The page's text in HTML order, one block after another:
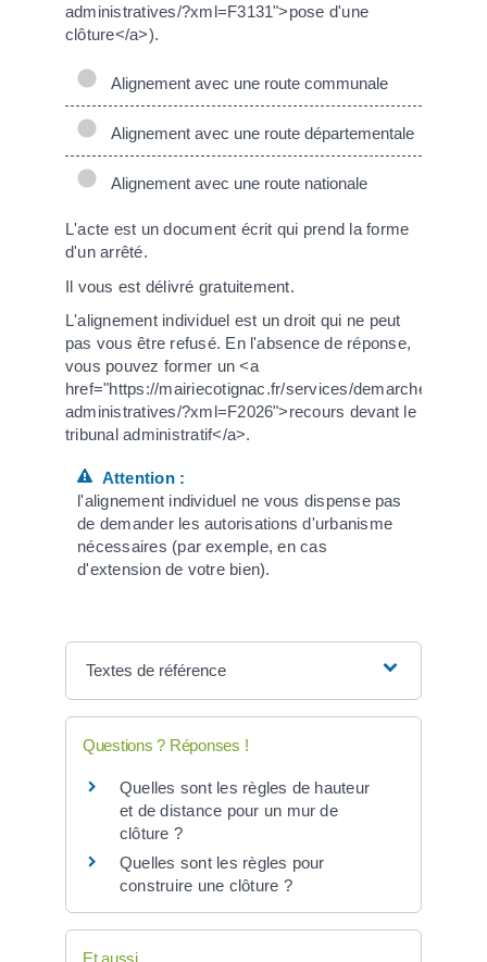
administratives/?xml=F3131">pose d'une
clôture</a>).
Alignement avec une route communale
Alignement avec une route départementale
Alignement avec une route nationale
L'acte est un document écrit qui prend la forme
d'un arrêté.
Il vous est délivré gratuitement.
L'alignement individuel est un droit qui ne peut
pas vous être refusé. En l'absence de réponse,
vous pouvez former un <a
href="https://mairiecotignac.fr/services/demarches-
administratives/?xml=F2026">recours devant le
tribunal administratif</a>.
Attention :
l'alignement individuel ne vous dispense pas
de demander les autorisations d'urbanisme
nécessaires (par exemple, en cas
d'extension de votre bien).
Textes de référence
Questions ? Réponses !
Quelles sont les règles de hauteur
et de distance pour un mur de
clôture ?
Quelles sont les règles pour
construire une clôture ?